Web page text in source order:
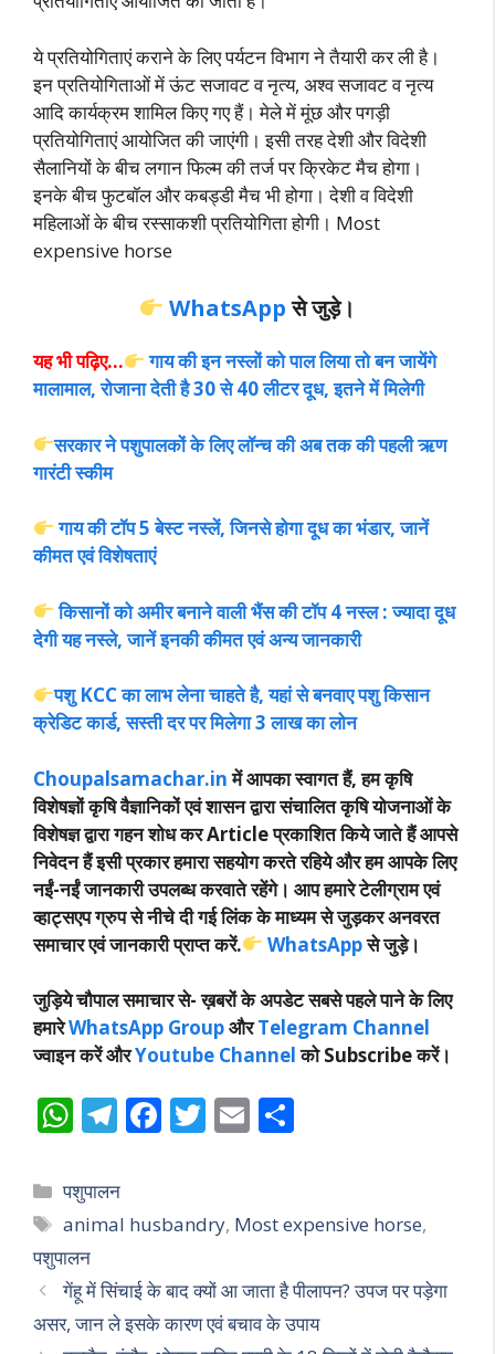
ये प्रतियोगिताएं कराने के लिए पर्यटन विभाग ने तैयारी कर ली है।
इन प्रतियोगिताओं में ऊंट सजावट व नृत्य, अश्व सजावट व नृत्य
आदि कार्यक्रम शामिल किए गए हैं। मेले में मूंछ और पगड़ी
प्रतियोगिताएं आयोजित की जाएंगी। इसी तरह देशी और विदेशी
सैलानियों के बीच लगान फिल्म की तर्ज पर क्रिकेट मैच होगा।
इनके बीच फुटबॉल और कबड्डी मैच भी होगा। देशी व विदेशी
महिलाओं के बीच रस्साकशी प्रतियोगिता होगी। Most
expensive horse
WhatsApp से जुड़े।
यह भी पढ़िए…
गाय की इन नस्लों को पाल लिया तो बन जायेंगे
मालामाल, रोजाना देती है 30 से 40 लीटर दूध, इतने में मिलेगी
सरकार ने पशुपालकों के लिए लॉन्च की अब तक की पहली ऋण
गारंटी स्कीम
गाय की टॉप 5 बेस्ट नस्लें, जिनसे होगा दूध का भंडार, जानें
कीमत एवं विशेषताएं
किसानों को अमीर बनाने वाली भैंस की टॉप 4 नस्ल : ज्यादा दूध
देगी यह नस्ले, जानें इनकी कीमत एवं अन्य जानकारी
पशु KCC का लाभ लेना चाहते है, यहां से बनवाए पशु किसान
क्रेडिट कार्ड, सस्ती दर पर मिलेगा 3 लाख का लोन
Choupalsamachar.inमें आपका स्वागत हैं, हम कृषि
विशेषज्ञों कृषि वैज्ञानिकों एवं शासन द्वारा संचालित कृषि योजनाओं के
विशेषज्ञ द्वारा गहन शोध कर Article प्रकाशित किये जाते हैं आपसे
निवेदन हैं इसी प्रकार हमारा सहयोग करते रहिये और हम आपके लिए
नईं-नईं जानकारी उपलब्ध करवाते रहेंगे। आप हमारे टेलीग्राम एवं
व्हाट्सएप ग्रुप से नीचे दी गई लिंक के माध्यम से जुड़कर अनवरत
समाचार एवं जानकारी प्राप्त करें.
WhatsAppसे जुड़े।
जुड़िये चौपाल समाचार से-ख़बरों के अपडेट सबसे पहले पाने के लिए
हमारेWhatsApp GroupऔरTelegram Channel
ज्वाइन करें औरYoutube Channelको Subscribe करें।
W
h
at
s
A
p
p
T
el
e
gr
m
F
ac
b
o
k
T
w
er
E
m
l e
Categories
पशुपालन
Tags
animal husbandry, Most expensive horse,
पशुपालन
गेंहू में सिंचाई के बाद क्यों आ जाता है पीलापन? उपज पर पड़ेगा
असर, जान ले इसके कारण एवं बचाव के उपाय